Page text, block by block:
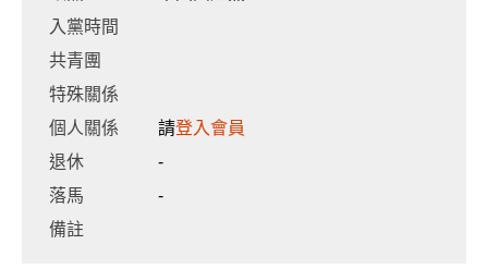
入黨時間
共青團
特殊關係
個人關係
請登入會員
退休
-
落馬
-
備註